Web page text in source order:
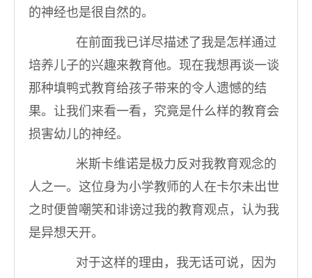
的神经也是很自然的。
在前面我已详尽描述了我是怎样通过
培养儿子的兴趣来教育他。现在我想再谈一谈
那种填鸭式教育给孩子带来的令人遗憾的结
果。让我们来看一看，究竟是什么样的教育会
损害幼儿的神经。
米斯卡维诺是极力反对我教育观念的
人之一。这位身为小学教师的人在卡尔未出世
之时便曾嘲笑和诽谤过我的教育观点，认为我
是异想天开。
对于这样的理由，我无话可说，因为